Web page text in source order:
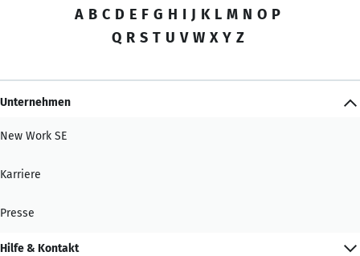
A B C D E F G H I J K L M N O P
Q R S T U V W X Y Z
Unternehmen
New Work SE
Karriere
Presse
Hilfe & Kontakt